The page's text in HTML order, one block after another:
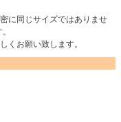
に同じサイズではありませ
くお願い致します。